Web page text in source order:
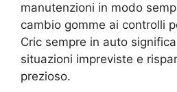
manutenzioni in modo
cambio gomme ai controlli
Cric sempre in auto
situazioni impreviste e
prezioso.